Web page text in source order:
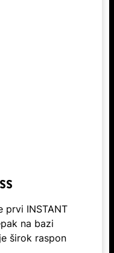
prvi INSTANT
na bazi
širok raspon